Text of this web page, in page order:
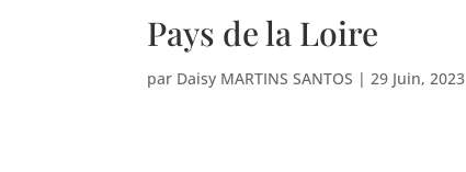
Pays de la Loire
par Daisy MARTINS SANTOS | 29 Juin, 2023